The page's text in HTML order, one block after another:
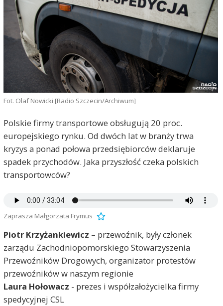
Fot. Olaf Nowicki [Radio Szczecin/Archiwum]
Polskie firmy transportowe obsługują 20 proc.
europejskiego rynku. Od dwóch lat w branży trwa
kryzys a ponad połowa przedsiębiorców deklaruje
spadek przychodów. Jaka przyszłość czeka polskich
transportowców?
Zaprasza Małgorzata Frymus
Piotr Krzyżankiewicz – przewoźnik, były członek
zarządu Zachodniopomorskiego Stowarzyszenia
Przewoźników Drogowych, organizator protestów
przewoźników w naszym regionie
Laura Hołowacz - prezes i współzałożycielka firmy
spedycyjnej CSL